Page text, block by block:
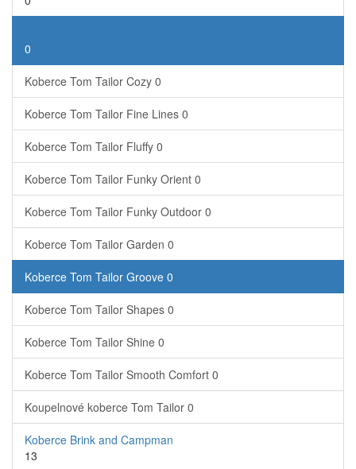
0
Koberce Tom Tailor Cozy 0
Koberce Tom Tailor Fine Lines 0
Koberce Tom Tailor Fluffy 0
Koberce Tom Tailor Funky Orient 0
Koberce Tom Tailor Funky Outdoor 0
Koberce Tom Tailor Garden 0
Koberce Tom Tailor Groove 0
Koberce Tom Tailor Shapes 0
Koberce Tom Tailor Shine 0
Koberce Tom Tailor Smooth Comfort 0
Koupelnové koberce Tom Tailor 0
Koberce Brink and Campman
13